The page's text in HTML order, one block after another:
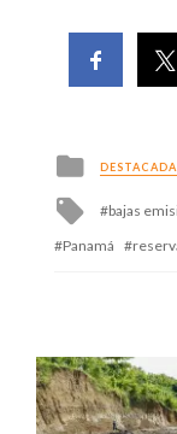
Posted
in
Tagged
with
bajas
Panamá